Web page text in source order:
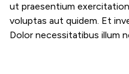
ut praesentium
voluptas aut quidem. Et
Dolor necessitatibus illum